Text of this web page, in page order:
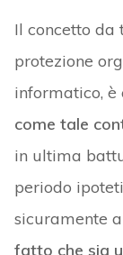
Il concetto da
protezione
informatico, è
come tale
in ultima
periodo
sicuramente
fatto che sia